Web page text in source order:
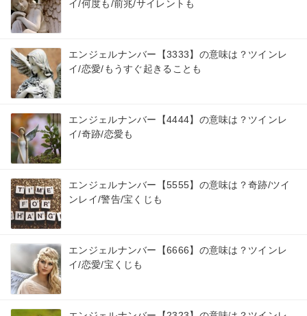
イ/何度も/前兆/サイレントも
エンジェルナンバー【3333】の意味は？ツインレ
イ/恋愛/もうすぐ起きることも
エンジェルナンバー【4444】の意味は？ツインレ
イ/奇跡/恋愛も
エンジェルナンバー【5555】の意味は？奇跡/ツイ
ンレイ/警告/宝くじも
エンジェルナンバー【6666】の意味は？ツインレ
イ/恋愛/宝くじも